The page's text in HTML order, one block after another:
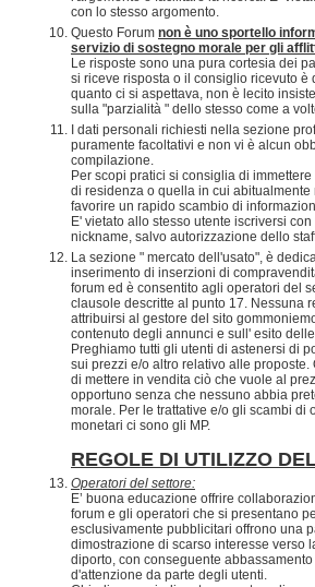
con lo stesso argomento.
Questo Forum non è uno sportello
servizio di sostegno morale per gli
Le risposte sono una pura cortesia dei
si riceve risposta o il consiglio ricevuto è
quanto ci si aspettava, non è lecito
sulla "parzialità " dello stesso come a
I dati personali richiesti nella sezione
puramente facoltativi e non vi è alcun
compilazione.
Per scopi pratici si consiglia di
di residenza o quella in cui abitualmente
favorire un rapido scambio di
E' vietato allo stesso utente iscriversi con
nickname, salvo autorizzazione dello
La sezione " mercato dell'usato", è
inserimento di inserzioni di
forum ed è consentito agli operatori del
clausole descritte al punto 17. Nessuna
attribuirsi al gestore del sito
contenuto degli annunci e sull' esito delle
Preghiamo tutti gli utenti di astenersi di
sui prezzi e/o altro relativo alle proposte.
di mettere in vendita ciò che vuole al
opportuno senza che nessuno abbia
morale. Per le trattative e/o gli scambi di
monetari ci sono gli MP.
REGOLE DI UTILIZZO
Operatori del settore:
E’ buona educazione offrire
forum e gli operatori che si presentano
esclusivamente pubblicitari offrono una
dimostrazione di scarso interesse verso
diporto, con conseguente
d'attenzione da parte degli utenti.